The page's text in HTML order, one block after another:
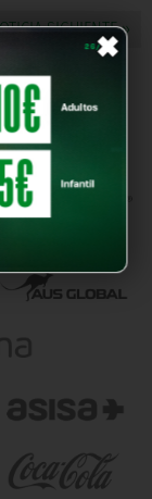
×
SIGUIENTE »